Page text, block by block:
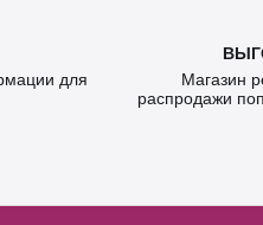
для
Магазин
распродажи